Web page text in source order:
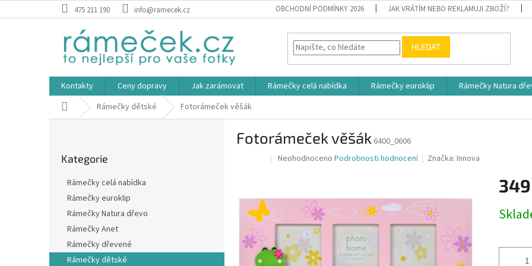
na
475 211 190 info@ramecek.cz OBCHODNÍ PODMÍNKY 2026 JAK VRÁTÍM NEBO REKLAMUJI ZBOŽÍ?
HLEDAT
Kontakty Ceny dopravy Jak zarámovat Rámečky celá nabídka Rámečky euroklip Rámečky Natura
Domů Rámečky dětské Fotorámeček věšák
a
kategorie
Kategorie
Rámečky celá nabídka
Rámečky euroklip
Rámečky Natura dřevo
Rámečky Anet
Rámečky dřevené
Rámečky dětské
Fotorámeček věšák 6400_0606
Průměrné
z
5
hvězdiček.
Neohodnoceno Podrobnosti hodnocení Značka:Innova
cena: